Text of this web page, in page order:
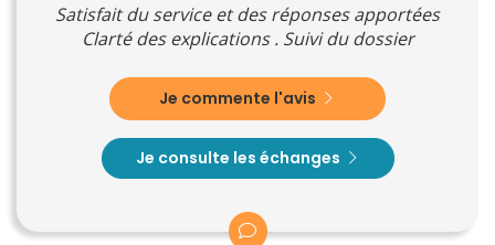
Satisfait du service et des réponses apportées
Clarté des explications . Suivi du dossier
Je commente l'avis
Je consulte les échanges